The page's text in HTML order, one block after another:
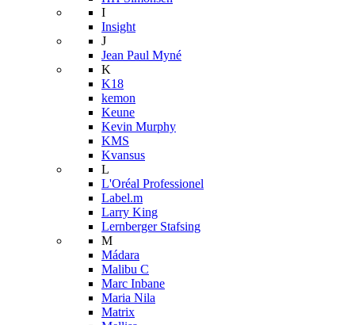
I
Insight
J
Jean Paul Myné
K
K18
kemon
Keune
Kevin Murphy
KMS
Kvansus
L
L'Oréal Professionel
Label.m
Larry King
Lernberger Stafsing
M
Mádara
Malibu C
Marc Inbane
Maria Nila
Matrix